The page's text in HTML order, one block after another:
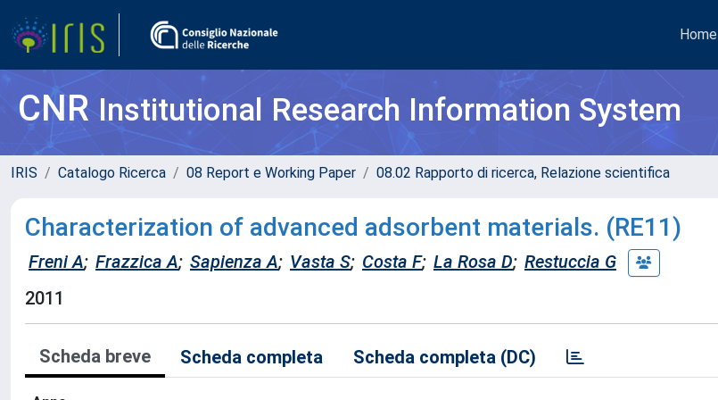
Home
CNRInstitutional Research Information System
IRIS Catalogo Ricerca 08 Report e Working Paper 08.02 Rapporto di ricerca, Relazione scientifica
Characterization of advanced adsorbent materials. (RE11)
Freni A; Frazzica A; Sapienza A; Vasta S; Costa F; La Rosa D; Restuccia G
2011
Scheda breve Scheda completa Scheda completa (DC)